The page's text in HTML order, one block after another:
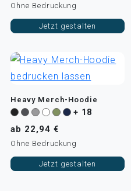
Ohne Bedruckung
Jetzt gestalten
Heavy Merch-Hoodie
+ 18
ab 22,94 €
Ohne Bedruckung
Jetzt gestalten